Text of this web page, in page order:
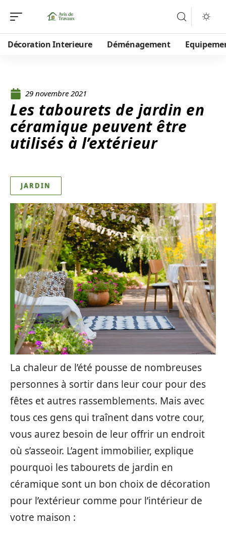
Décoration Interieure Déménagement
29 novembre 2021
Les tabourets de jardin en
céramique peuvent être
utilisés à l’extérieur
JARDIN
La chaleur de l’été pousse de nombreuses
personnes à sortir dans leur cour pour des
fêtes et autres rassemblements. Mais avec
tous ces gens qui traînent dans votre cour,
vous aurez besoin de leur offrir un endroit
où s’asseoir. L’agent immobilier, explique
pourquoi les tabourets de jardin en
céramique sont un bon choix de décoration
pour l’extérieur comme pour l’intérieur de
votre maison :